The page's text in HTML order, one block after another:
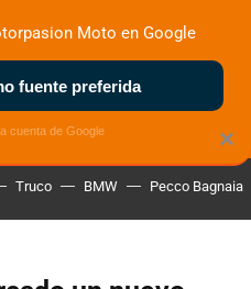
MOTOS ELÉCTRICAS
Truco BMW Pecco Bagnaia
×
Moto en Google
fuente preferida
cuenta de Google